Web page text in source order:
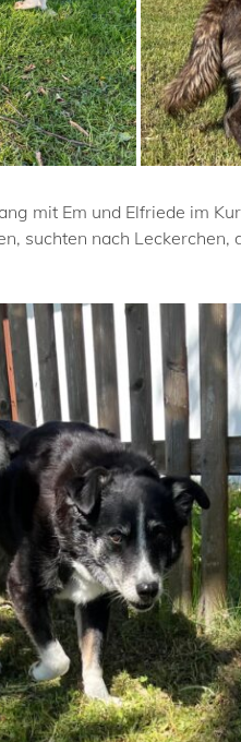
mit Em und Elfriede im
suchten nach